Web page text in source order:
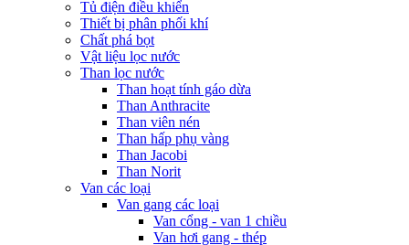
Tủ điện điều khiển
Thiết bị phân phối khí
Chất phá bọt
Vật liệu lọc nước
Than lọc nước
Than hoạt tính gáo dừa
Than Anthracite
Than viên nén
Than hấp phụ vàng
Than Jacobi
Than Norit
Van các loại
Van gang các loại
Van cổng - van 1 chiều
Van hơi gang - thép